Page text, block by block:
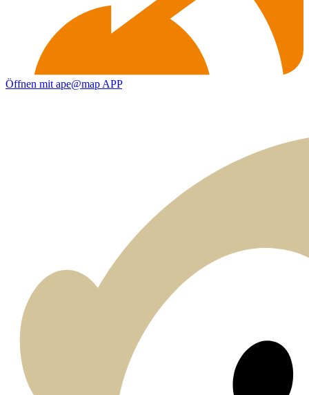
Öffnen mit ape@map APP